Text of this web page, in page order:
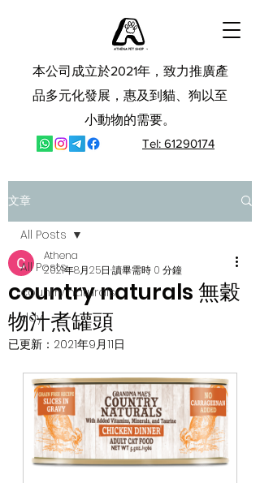
本公司成立於2021年，致力推廣產
品多元化發展，惠及到貓、狗以至
小動物的需要。
Tel: 61290174
文章
All Posts
country naturals
ddy
All Posts
country naturals 無穀
物汁煮罐頭
Athena
2021年8月25日 讀畢需時 0 分鐘
已更新： 2021年9月11日